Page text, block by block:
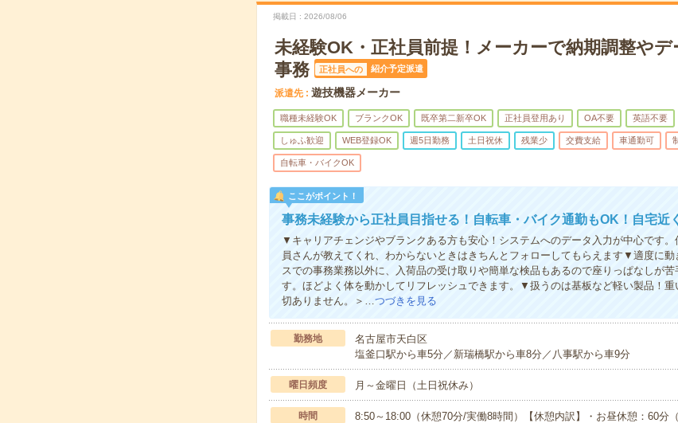
掲載日 2026/08/06
未経験OK・正社員前提！メーカーで納期調整や
事務
正社員への 紹介予定派遣
派遣先 遊技機器メーカー
職種未経験OK ブランクOK 既卒第二新卒OK 正社員登用あり OA不要 英語不要
しゅふ歓迎 WEB登録OK 週5日勤務 土日祝休 残業少 交費支給 車通勤可
自転車・バイクOK
ここがポイント！
事務未経験から正社員目指せる！自転車・バイク通勤もOK！自宅近
▼キャリアチェンジやブランクある方も安心！システムへのデータ入力が中心です。
員さんが教えてくれ、わからないときはきちんとフォローしてもらえます▼適度に動
スでの事務業務以外に、入荷品の受け取りや簡単な検品もあるので座りっぱなしが
す。ほどよく体を動かしてリフレッシュできます。▼扱うのは基板など軽い製品！
切ありません。＞…つづきを見る
勤務地
名古屋市天白区
塩釜口駅から車5分／新瑞橋駅から車8分／八事駅から車9分
曜日頻度 月～金曜日（土日祝休み）
時間
8:50～18:00（休憩70分/実働8時間）【休憩内訳】・お昼休憩：60分